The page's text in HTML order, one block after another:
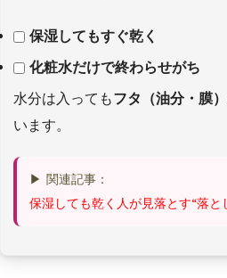
保湿してもすぐ乾く
化粧水だけで終わらせがち
水分は入ってもフタ（油分・膜
います。
▶ 関連記事：
保湿しても乾く人が見落とす“落と